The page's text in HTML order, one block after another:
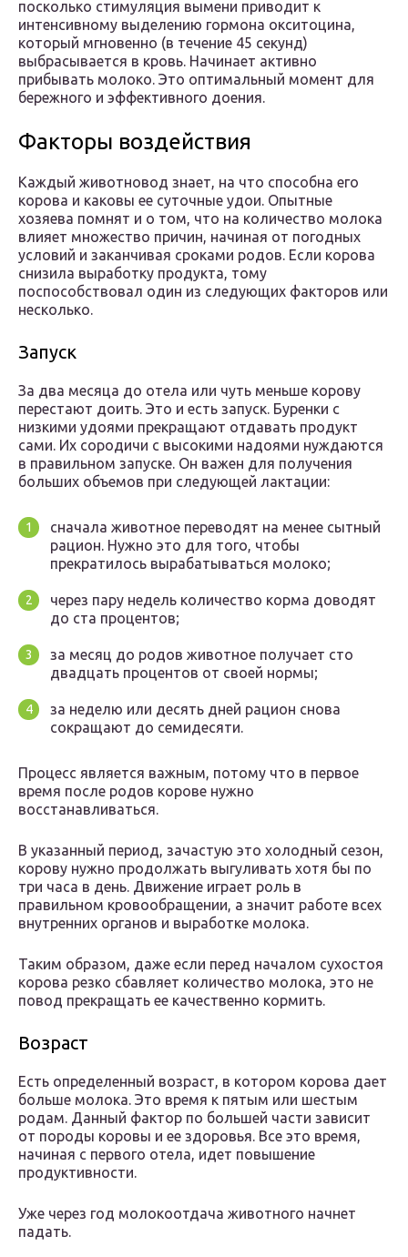
посколько стимуляция вымени приводит к
интенсивному выделению гормона окситоцина,
который мгновенно (в течение 45 секунд)
выбрасывается в кровь. Начинает активно
прибывать молоко. Это оптимальный момент для
бережного и эффективного доения.
Факторы воздействия
Каждый животновод знает, на что способна его
корова и каковы ее суточные удои. Опытные
хозяева помнят и о том, что на количество молока
влияет множество причин, начиная от погодных
условий и заканчивая сроками родов. Если корова
снизила выработку продукта, тому
поспособствовал один из следующих факторов или
несколько.
Запуск
За два месяца до отела или чуть меньше корову
перестают доить. Это и есть запуск. Буренки с
низкими удоями прекращают отдавать продукт
сами. Их сородичи с высокими надоями нуждаются
в правильном запуске. Он важен для получения
больших объемов при следующей лактации:
сначала животное переводят на менее сытный
рацион. Нужно это для того, чтобы
прекратилось вырабатываться молоко;
через пару недель количество корма доводят
до ста процентов;
за месяц до родов животное получает сто
двадцать процентов от своей нормы;
за неделю или десять дней рацион снова
сокращают до семидесяти.
Процесс является важным, потому что в первое
время после родов корове нужно
восстанавливаться.
В указанный период, зачастую это холодный сезон,
корову нужно продолжать выгуливать хотя бы по
три часа в день. Движение играет роль в
правильном кровообращении, а значит работе всех
внутренних органов и выработке молока.
Таким образом, даже если перед началом сухостоя
корова резко сбавляет количество молока, это не
повод прекращать ее качественно кормить.
Возраст
Есть определенный возраст, в котором корова дает
больше молока. Это время к пятым или шестым
родам. Данный фактор по большей части зависит
от породы коровы и ее здоровья. Все это время,
начиная с первого отела, идет повышение
продуктивности.
Уже через год молокоотдача животного начнет
падать.